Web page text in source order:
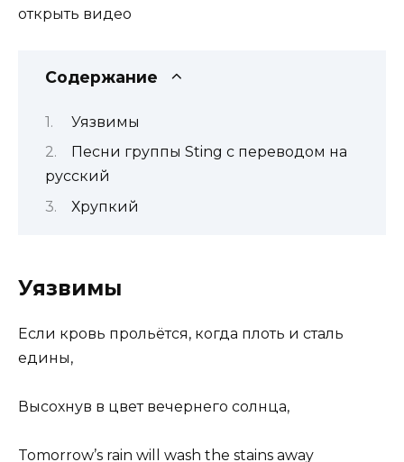
открыть видео
Содержание
Уязвимы
Песни группы Sting с переводом на
русский
Хрупкий
Уязвимы
Если кровь прольётся, когда плоть и сталь
едины,
Высохнув в цвет вечернего солнца,
Tomorrow’s rain will wash the stains away